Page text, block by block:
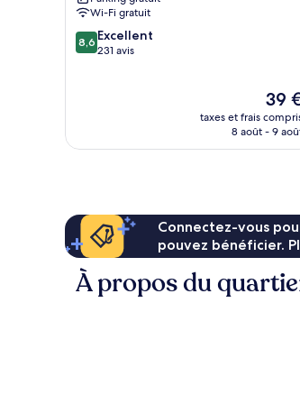
Wi-Fi gratuit
8.6
sur
8,6 Excellent
231 avis
Le
prix
39
taxes et frais
8 août - 9
Connectez-vous
pouvez bénéficier.
À propos du